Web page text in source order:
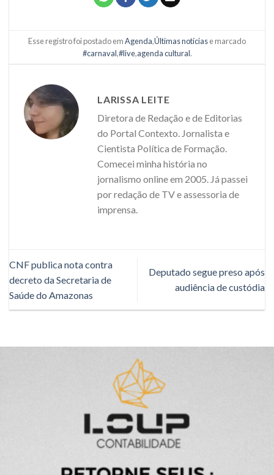
Esse registro foi postado emAgenda,Últimas notíciase marcado
#carnaval,#live,agenda cultural.
LARISSA LEITE
Diretora de Redação e de Editorias
do Portal Contexto. Jornalista e
Cientista Política de Formação.
Comecei minha história no
jornalismo online em 2005. Já passei
por redação de TV e assessoria de
imprensa.
CNF publica nota contra
decreto da Secretaria de
Saúde do Amazonas
Deputado segue preso após
audiência de custódia